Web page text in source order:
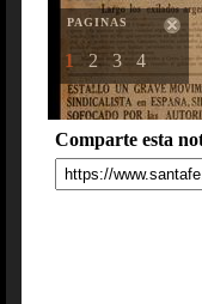
PAGINAS
1 2 3 4
Comparte esta